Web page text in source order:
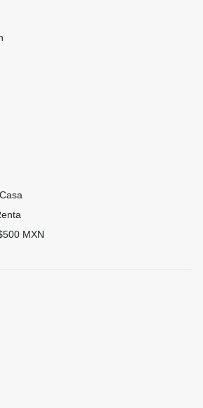
Casa
MXN